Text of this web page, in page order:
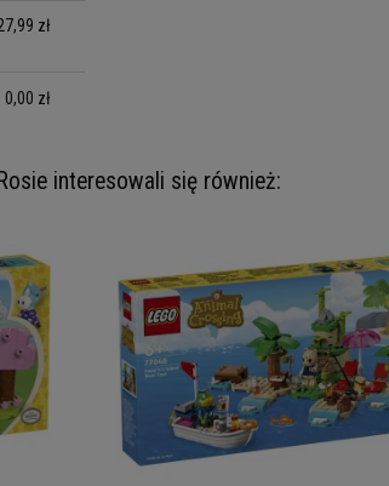
zł
0,00 zł
interesowali się również: